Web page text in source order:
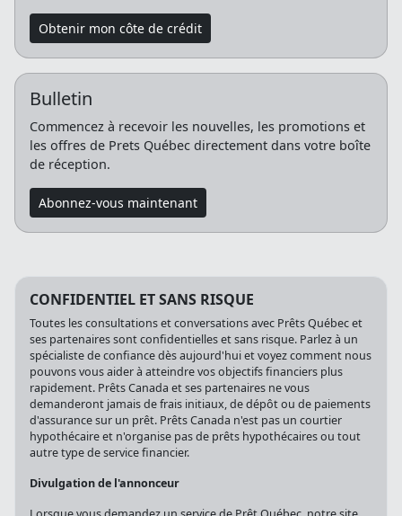
Obtenir mon côte de crédit
Bulletin
Commencez à recevoir les nouvelles, les promotions et
les offres de Prets Québec directement dans votre boîte
de réception.
Abonnez-vous maintenant
CONFIDENTIEL ET SANS RISQUE
Toutes les consultations et conversations avec Prêts Québec et
ses partenaires sont confidentielles et sans risque. Parlez à un
spécialiste de confiance dès aujourd'hui et voyez comment nous
pouvons vous aider à atteindre vos objectifs financiers plus
rapidement. Prêts Canada et ses partenaires ne vous
demanderont jamais de frais initiaux, de dépôt ou de paiements
d'assurance sur un prêt. Prêts Canada n'est pas un courtier
hypothécaire et n'organise pas de prêts hypothécaires ou tout
autre type de service financier.
Divulgation de l'annonceur